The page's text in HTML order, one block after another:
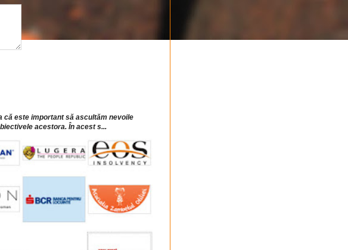
că este important să ascultăm nevoile
acestora. În acest s...